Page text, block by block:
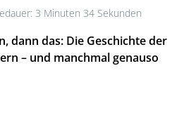
3 Minuten 34 Sekunden
dann das: Die Geschichte der
– und manchmal genauso